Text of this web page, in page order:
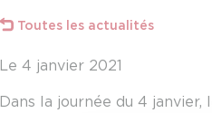
Toutes les actualités
Le 4 janvier 2021
Dans la journée du 4